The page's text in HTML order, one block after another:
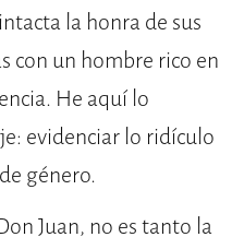
la honra de sus
con un hombre rico en
He aquí lo
evidenciar lo ridículo
género.
Juan, no es tanto la